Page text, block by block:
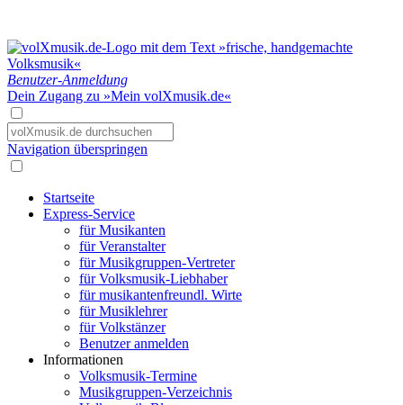
Benutzer-Anmeldung
Dein Zugang zu »Mein volXmusik.de«
Navigation überspringen
Startseite
Express-Service
für Musikanten
für Veranstalter
für Musikgruppen-Vertreter
für Volksmusik-Liebhaber
für musikantenfreundl. Wirte
für Musiklehrer
für Volkstänzer
Benutzer anmelden
Informationen
Volksmusik-Termine
Musikgruppen-Verzeichnis